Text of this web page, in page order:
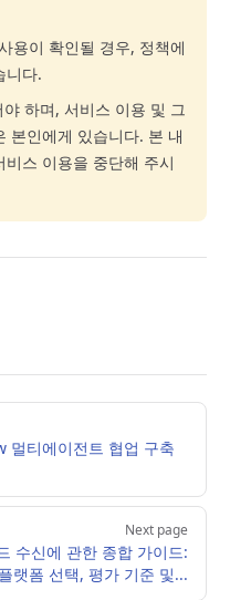
용이 확인될 경우, 정책에
니다.
하며, 서비스 이용 및 그
본인에게 있습니다. 본 내
스 이용을 중단해 주시
티에이전트 협업 구축
Next page
수신에 관한 종합 가이드:
플랫폼 선택, 평가 기준 및...